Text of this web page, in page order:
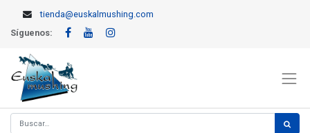
tienda@euskalmushing.com
Síguenos: